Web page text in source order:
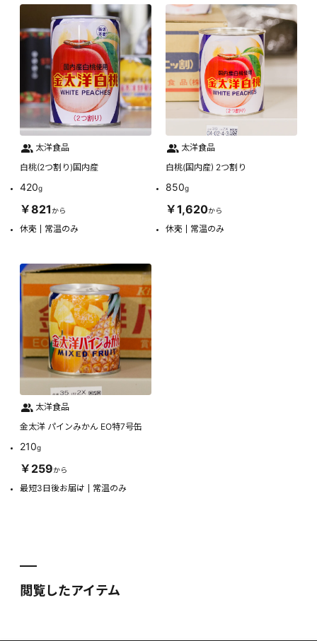
太洋食品
白桃(2つ割り)国内産
420g
￥821から
休売 常温のみ
太洋食品
白桃(国内産) 2つ割り
850g
￥1,620から
休売 常温のみ
太洋食品
金太洋 パインみかん EO特7号缶
210g
￥259から
最短3日後お届け 常温のみ
閲覧したアイテム